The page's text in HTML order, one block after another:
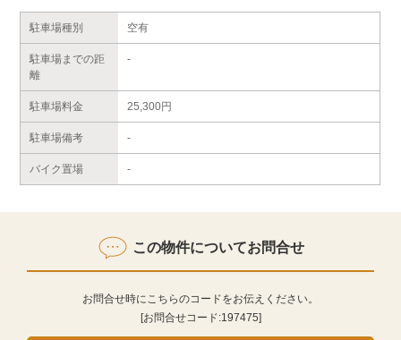
駐車場種別 空有
駐車場までの距
離
-
駐車場料金 25,300円
駐車場備考 -
バイク置場 -
この物件についてお問合せ
お問合せ時にこちらのコードをお伝えください。
[お問合せコード:197475]